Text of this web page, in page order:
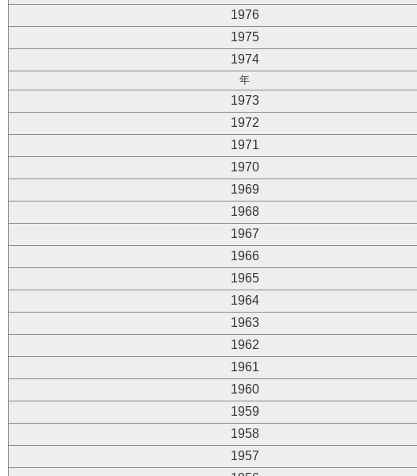
1976
1975
1974
年
1973
1972
1971
1970
1969
1968
1967
1966
1965
1964
1963
1962
1961
1960
1959
1958
1957